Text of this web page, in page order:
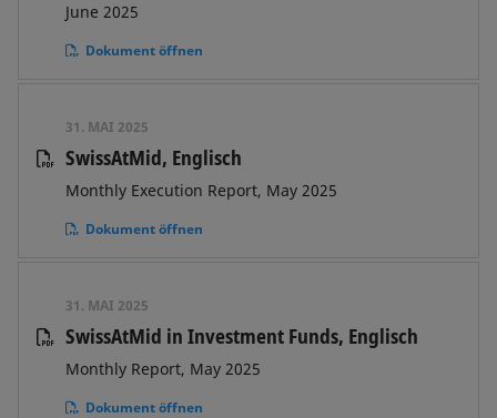
June 2025
Dokument öffnen
31. MAI 2025
SwissAtMid, Englisch
Monthly Execution Report, May 2025
Dokument öffnen
31. MAI 2025
SwissAtMid in Investment Funds, Englisch
Monthly Report, May 2025
Dokument öffnen